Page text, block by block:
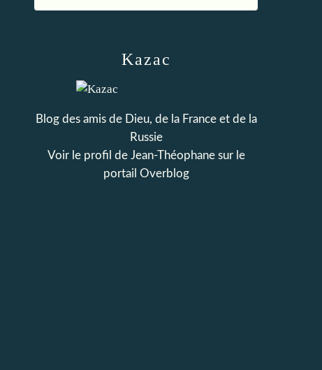
Kazac
Blog des amis de Dieu, de la France et de la
Russie
Voir le profil de Jean-Théophanesur le
portail Overblog